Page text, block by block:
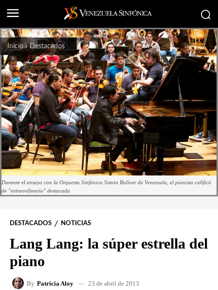
Inicio Destacados
Durante el ensayo con la Orquesta Sinfónica Simón Bolívar de Venezuela, el pianista calificó
de "extraordinario" destacada
DESTACADOS NOTICIAS
Lang Lang: la súper estrella del
piano
By Patricia Aloy 23 de abril de 2013